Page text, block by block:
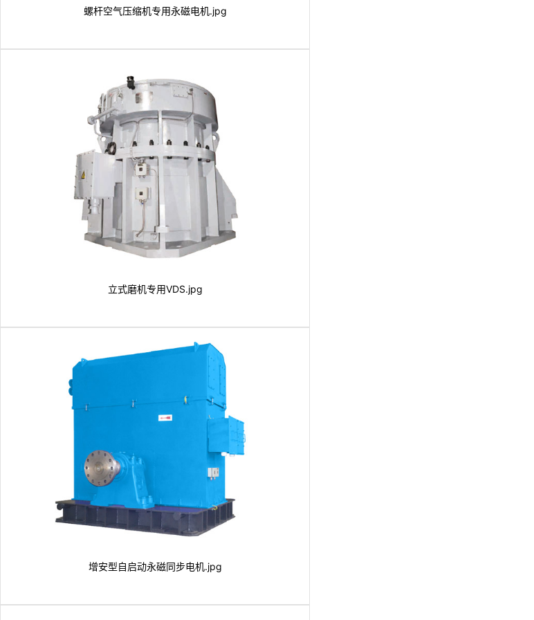
螺杆空气压缩机专用永磁电机.jpg
立式磨机专用VDS.jpg
增安型自启动永磁同步电机.jpg